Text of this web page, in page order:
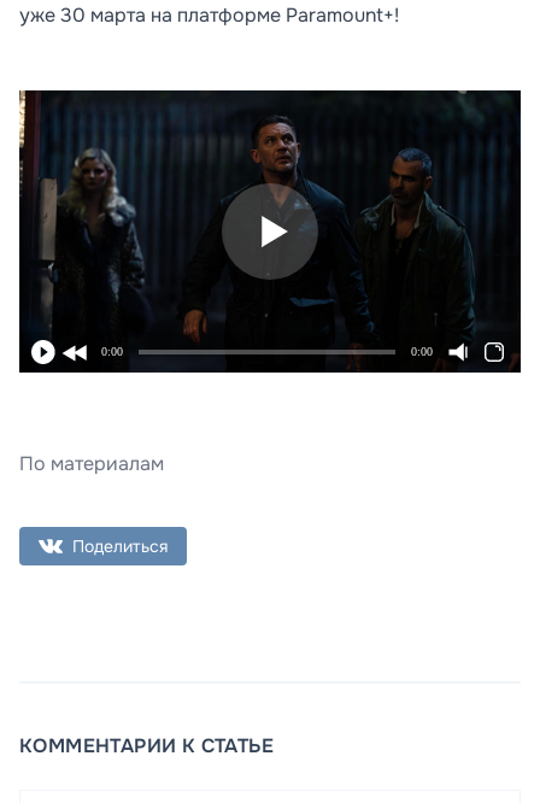
уже 30 марта на платформе Paramount+!
0:00 0:00
По материалам
Поделиться
КОММЕНТАРИИ К СТАТЬЕ